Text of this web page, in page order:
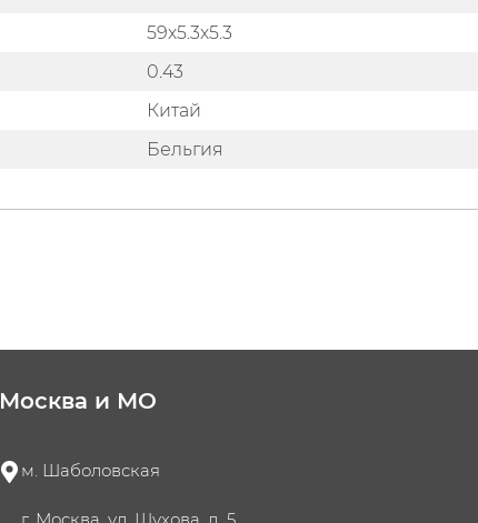
59х5.3х5.3
0.43
Китай
Бельгия
Москва и МО
м. Шаболовская